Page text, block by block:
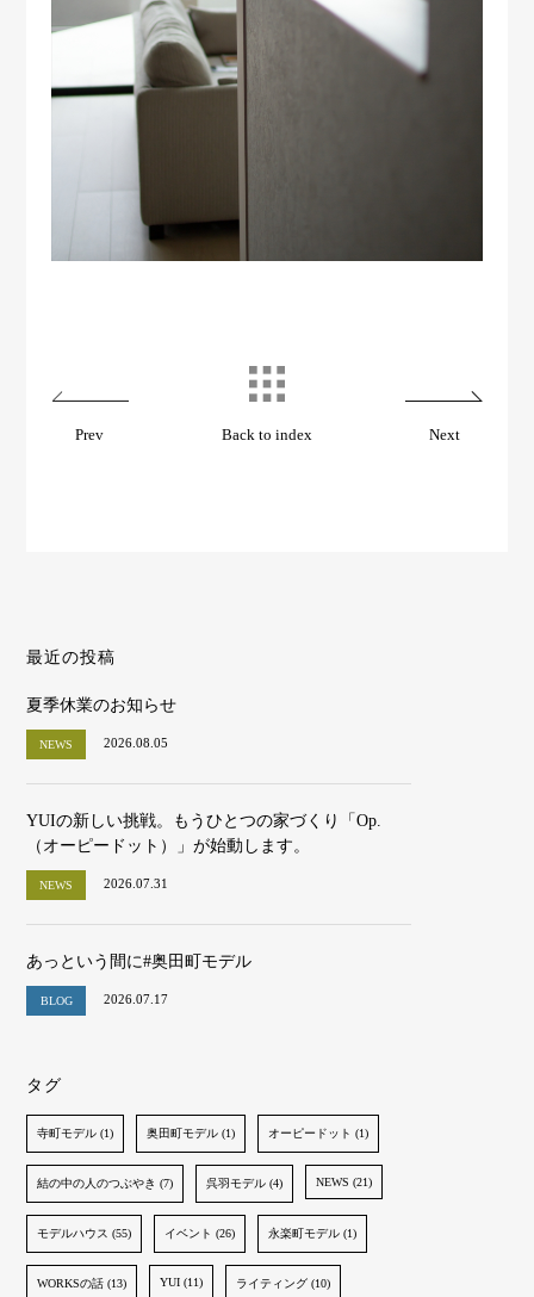
Prev Back to index Next
最近の投稿
夏季休業のお知らせ
NEWS 2026.08.05
YUIの新しい挑戦。もうひとつの家づくり「Op.
（オーピードット）」が始動します。
NEWS 2026.07.31
あっという間に#奥田町モデル
BLOG 2026.07.17
タグ
寺町モデル (1) 奥田町モデル (1) オーピードット (1)
結の中の人のつぶやき (7) 呉羽モデル (4) NEWS (21)
モデルハウス (55) イベント (26) 永楽町モデル (1)
WORKSの話 (13) YUI (11) ライティング (10)